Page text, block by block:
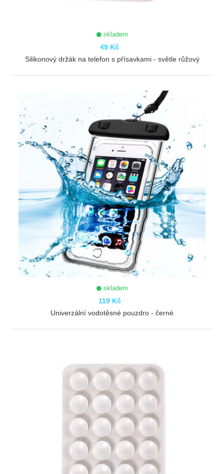
skladem
49 Kč
Silikonový držák na telefon s přísavkami - světle růžový
skladem
119 Kč
Univerzální vodotěsné pouzdro - černé